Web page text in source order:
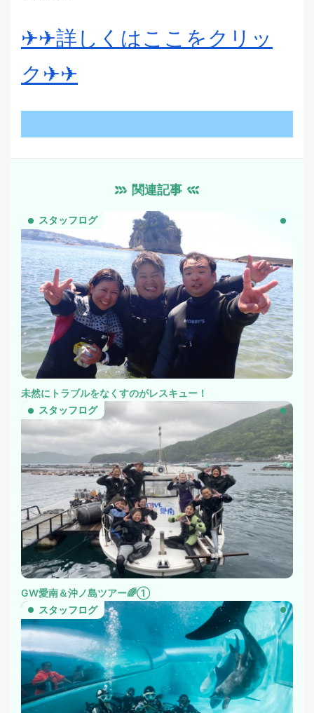
✈︎✈︎詳しくはここをクリッ
ク✈︎✈︎
関連記事
スタッフログ
未然にトラブルをなくすのがレスキュー！
スタッフログ
GW愛南＆沖ノ島ツアー🌈①
スタッフログ